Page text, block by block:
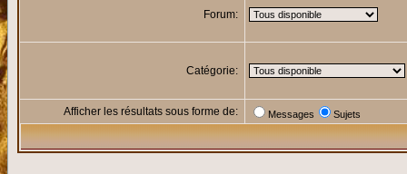
Forum:
Catégorie:
Afficher les résultats sous forme de: Messages Sujets